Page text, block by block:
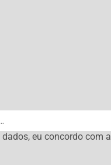
eu concordo com a